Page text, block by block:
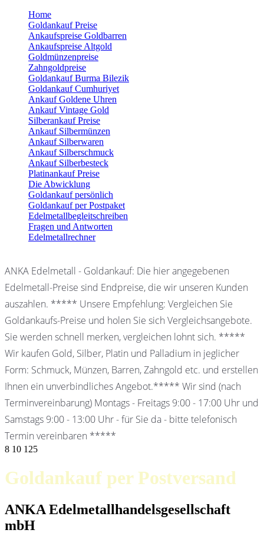
Home
Goldankauf Preise
Ankaufspreise Goldbarren
Ankaufspreise Altgold
Goldmünzenpreise
Zahngoldpreise
Goldankauf Burma Bilezik
Goldankauf Cumhuriyet
Ankauf Goldene Uhren
Ankauf Vintage Gold
Silberankauf Preise
Ankauf Silbermünzen
Ankauf Silberwaren
Ankauf Silberschmuck
Ankauf Silberbesteck
Platinankauf Preise
Die Abwicklung
Goldankauf persönlich
Goldankauf per Postpaket
Edelmetallbegleitschreiben
Fragen und Antworten
Edelmetallrechner
ANKA Edelmetall - Goldankauf: Die hier angegebenen
Edelmetall-Preise sind Endpreise, die wir unseren Kunden
auszahlen. ***** Unsere Empfehlung: Vergleichen Sie
Goldankaufs-Preise und holen Sie sich Vergleichsangebote.
Sie werden schnell merken, vergleichen lohnt sich. *****
Wir kaufen Gold, Silber, Platin und Palladium in jeglicher
Form: Schmuck, Münzen, Barren, Zahngold etc. und erstellen
Ihnen ein unverbindliches Angebot.***** Wir sind (nach
Terminvereinbarung) Montags - Freitags 9:00 - 17:00 Uhr und
Samstags 9:00 - 13:00 Uhr - für Sie da - bitte telefonisch
Termin vereinbaren *****
8 10 125
Goldankauf per Postversand
ANKA Edelmetallhandelsgesellschaft
mbH